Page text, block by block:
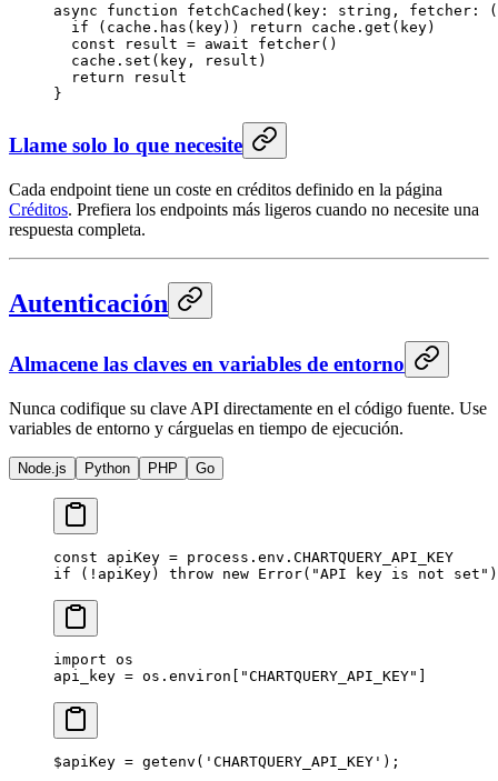
async function fetchCached ( key : string , fetcher :
  if
(cache. has (key)) return cache. get (key)
  const
result = await fetcher()
  cache.
set (key, result)
  return
result
}
Llame solo lo que necesite
Cada endpoint tiene un coste en créditos definido en la página
Créditos. Prefiera los endpoints más ligeros cuando no necesite una
respuesta completa.
Autenticación
Almacene las claves en variables de entorno
Nunca codifique su clave API directamente en el código fuente. Use
variables de entorno y cárguelas en tiempo de ejecución.
Node.js Python PHP Go
const apiKey = process.env. CHARTQUERY_API_KEY
if ( ! apiKey) throw new Error( "API key is not set" )
import os
api_key = os.environ[ "CHARTQUERY_API_KEY" ]
$apiKey = getenv ( 'CHARTQUERY_API_KEY' );